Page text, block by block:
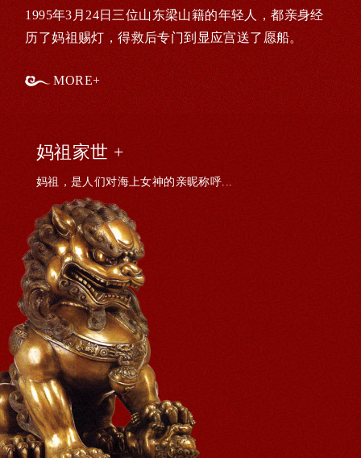
1995年3月24日三位山东梁山籍的年轻人，都亲身经
历了妈祖赐灯，得救后专门到显应宫送了愿船。
MORE+
妈祖家世 +
妈祖，是人们对海上女神的亲昵称呼...